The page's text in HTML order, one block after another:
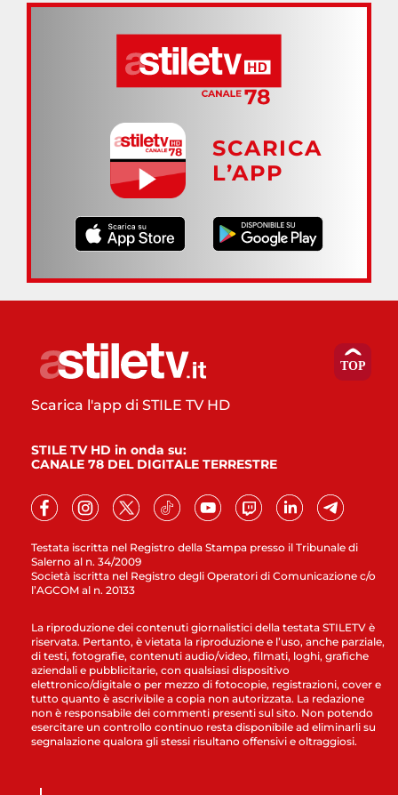
SCARICA
L’APP
Testata iscritta nel Registro della Stampa presso il Tribunale di
Salerno al n. 34/2009
Società iscritta nel Registro degli Operatori di Comunicazione c/o
l’AGCOM al n. 20133
Scarica l'app di STILE TV HD
STILE TV HD in onda su:
CANALE 78 DEL DIGITALE TERRESTRE
La riproduzione dei contenuti giornalistici della testata STILETV è
riservata. Pertanto, è vietata la riproduzione e l’uso, anche parziale,
di testi, fotografie, contenuti audio/video, filmati, loghi, grafiche
aziendali e pubblicitarie, con qualsiasi dispositivo
elettronico/digitale o per mezzo di fotocopie, registrazioni, cover e
tutto quanto è ascrivibile a copia non autorizzata. La redazione
non è responsabile dei commenti presenti sul sito. Non potendo
esercitare un controllo continuo resta disponibile ad eliminarli su
segnalazione qualora gli stessi risultano offensivi e oltraggiosi.